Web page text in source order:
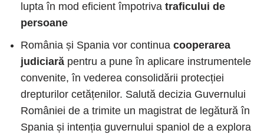
lupta în mod eficient împotriva traficului de
persoane
România și Spania vor continua cooperarea
judiciară pentru a pune în aplicare instrumentele
convenite, în vederea consolidării protecției
drepturilor cetățenilor. Salută decizia Guvernului
României de a trimite un magistrat de legătură în
Spania și intenția guvernului spaniol de a explora